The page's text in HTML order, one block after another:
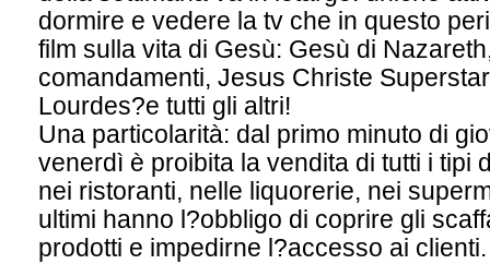
dormire e vedere la tv che in questo
film sulla vita di Gesù: Gesù di
comandamenti, Jesus Christe
Lourdes?e tutti gli altri!
Una particolarità: dal primo minuto di
venerdì è proibita la vendita di tutti i tipi
nei ristoranti, nelle liquorerie, nei
ultimi hanno l?obbligo di coprire gli
prodotti e impedirne l?accesso ai clienti.